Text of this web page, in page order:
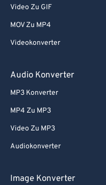
Video Zu GIF
MOV Zu MP4
Videokonverter
Audio Konverter
MP3 Konverter
MP4 Zu MP3
Video Zu MP3
Audiokonverter
Image Konverter